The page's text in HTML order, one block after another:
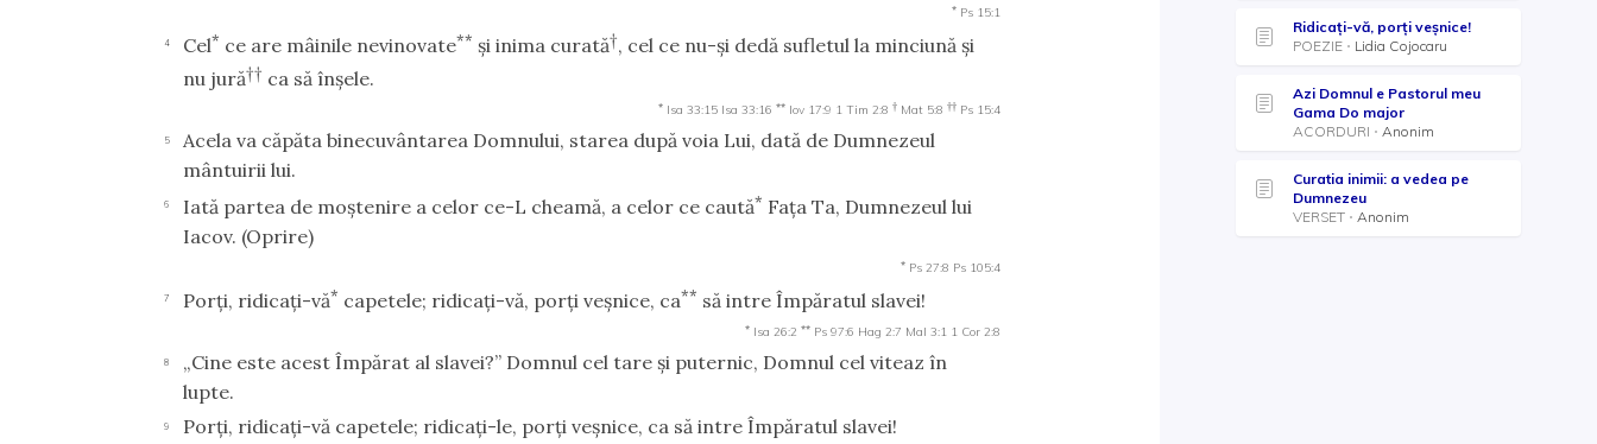
* Ps 15:1
4 Cel* ce are mâinile nevinovate** şi inima curată†, cel ce nu-şi dedă sufletul la minciună şi
nu jură†† ca să înşele.
* Isa 33:15 Isa 33:16 ** Iov 17:9 1 Tim 2:8 † Mat 5:8 †† Ps 15:4
5
Acela va căpăta binecuvântarea Domnului, starea după voia Lui, dată de Dumnezeul
mântuirii lui.
6 Iată partea de moştenire a celor ce-L cheamă, a celor ce caută* Faţa Ta, Dumnezeul lui
Iacov. (Oprire)
* Ps 27:8 Ps 105:4
7 Porţi, ridicaţi-vă* capetele; ridicaţi-vă, porţi veşnice, ca** să intre Împăratul slavei!
* Isa 26:2 ** Ps 97:6 Hag 2:7 Mal 3:1 1 Cor 2:8
8
„Cine este acest Împărat al slavei?” Domnul cel tare şi puternic, Domnul cel viteaz în
lupte.
9 Porţi, ridicaţi-vă capetele; ridicaţi-le, porţi veşnice, ca să intre Împăratul slavei!
Ridicați-vă, porți veșnice!
POEZIE
Lidia Cojocaru
Azi Domnul e Pastorul meu
Gama Do major
ACORDURI
Anonim
Curatia inimii: a vedea pe
Dumnezeu
VERSET
Anonim